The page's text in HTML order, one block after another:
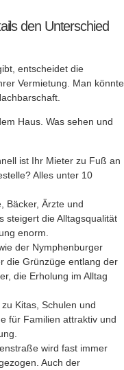
den Unterschied
entscheidet die
Vermietung. Man könnte
Haus. Was sehen und
ist Ihr Mieter zu Fuß an
Alles unter 10
Bäcker, Ärzte und
steigert die Alltagsqualität
enorm.
der Nymphenburger
die Grünzüge entlang der
die Erholung im Alltag
Kitas, Schulen und
für Familien attraktiv und
wird fast immer
Auch der